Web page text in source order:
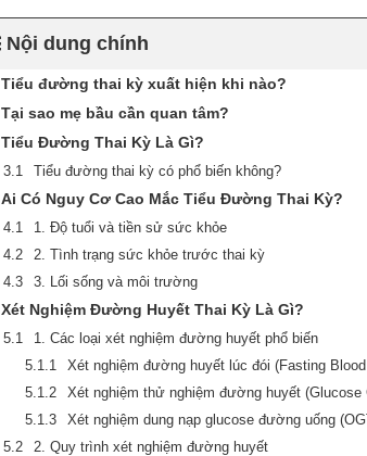
Nội dung chính
Tiểu đường thai kỳ xuất hiện khi nào?
Tại sao mẹ bầu cần quan tâm?
Tiểu Đường Thai Kỳ Là Gì?
Tiểu đường thai kỳ có phổ biến không?
Ai Có Nguy Cơ Cao Mắc Tiểu Đường Thai Kỳ?
1. Độ tuổi và tiền sử sức khỏe
2. Tình trạng sức khỏe trước thai kỳ
3. Lối sống và môi trường
Xét Nghiệm Đường Huyết Thai Kỳ Là Gì?
1. Các loại xét nghiệm đường huyết phổ biến
Xét nghiệm đường huyết lúc đói (Fasting
Xét nghiệm thử nghiệm đường huyết (Glucose
Xét nghiệm dung nạp glucose đường uống
2. Quy trình xét nghiệm đường huyết